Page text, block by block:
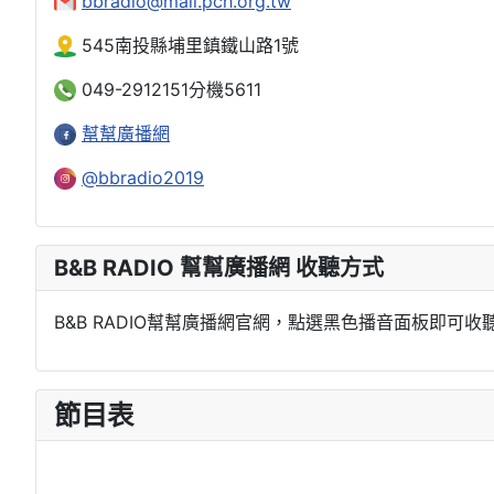
545南投縣埔里鎮鐵山路1號
049-2912151分機5611
幫幫廣播網
@bbradio2019
B&B RADIO 幫幫廣播網 收聽方式
B&B RADIO幫幫廣播網官網，點選黑色播音面板即可收
節目表